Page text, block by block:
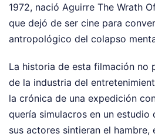
1972, nació Aguirre The Wrath
que dejó de ser cine para
antropológico del colapso
La historia de esta filmación no
de la industria del
la crónica de una expedición
quería simulacros en un estudio
sus actores sintieran el hambre,